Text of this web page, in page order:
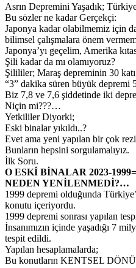
Asrın Depremini Yaşadık;
Bu sözler ne kadar Gerçekçi:
Japonya kadar olabilmemiz için
bilimsel çalışmalara önem
Japonya’yı geçelim, Amerika
Şili kadar da mı olamıyoruz?
Şilililer; Maraş depreminin 30
“3” dakika süren büyük depremi
Biz 7,8 ve 7,6 şiddetinde iki
Niçin mi???…
Yetkililer Diyorki;
Eski binalar yıkıldı..?
Evet ama yeni yapılan bir çok
Bunların hepsini sorgulamalıyız.
İlk Soru.
O ESKİ BİNALAR 2023-
NEDEN YENİLENMEDİ?…
1999 depremi olduğunda
konutu içeriyordu.
1999 depremi sonrası yapılan
İnsanımızın içinde yaşadığı 7
tespit edildi.
Yapılan hesaplamalarda;
Bu konutların KENTSEL